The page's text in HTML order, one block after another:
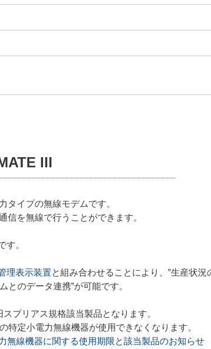
III
タイプの無線モデムです。
信を無線で行うことができます。
す。
理表示装置と組み合わせることにより、”生産状況
とのデータ連携”が可能です。
プリアス規格該当製品となります。
特定小電力無線機器が使用できなくなります。
無線機器に関する使用期限と該当製品のお知らせ